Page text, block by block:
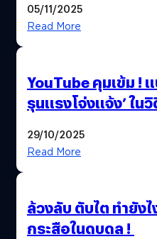
Thailand Game
05/11/2025
Read More
YouTube คุมเข้ม !
รุนแรงโจ่งแจ้ง’ ใน
29/10/2025
Read More
ล้วงลับ ตับไต ทำยังไ
กระสือในดบดล !